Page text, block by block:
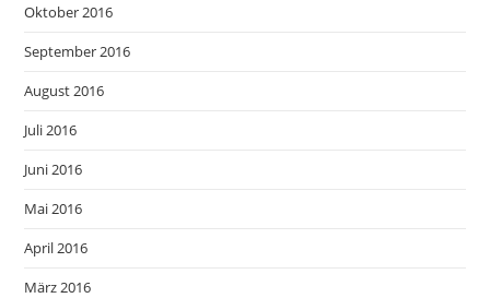
Oktober 2016
September 2016
August 2016
Juli 2016
Juni 2016
Mai 2016
April 2016
März 2016